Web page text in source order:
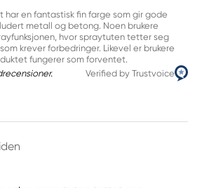
har en fantastisk fin farge som gir gode
metall og betong. Noen brukere
hvor spraytuten tetter seg
krever forbedringer. Likevel er brukere
fungerer som forventet.
Verified by Trustvoice